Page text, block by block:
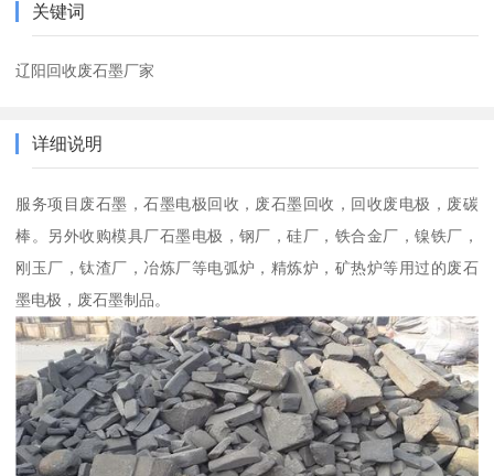
关键词
辽阳回收废石墨厂家
详细说明
服务项目废石墨，石墨电极回收，废石墨回收，回收废电极，废碳
棒。另外收购模具厂石墨电极，钢厂，硅厂，铁合金厂，镍铁厂，
刚玉厂，钛渣厂，冶炼厂等电弧炉，精炼炉，矿热炉等用过的废石
墨电极，废石墨制品。